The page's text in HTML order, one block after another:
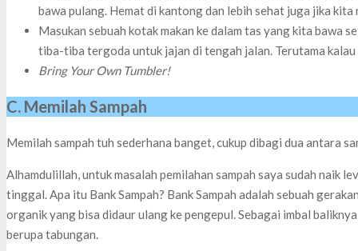
bawa pulang. Hemat di kantong dan lebih sehat juga jika kita
Masukan sebuah kotak makan ke dalam tas yang kita bawa
tiba-tiba tergoda untuk jajan di tengah jalan. Terutama
Bring Your Own Tumbler!
C. Memilah Sampah
Memilah sampah tuh sederhana banget, cukup dibagi dua antara
Alhamdulillah, untuk masalah pemilahan sampah saya sudah naik
tinggal. Apa itu Bank Sampah? Bank Sampah adalah sebuah
organik yang bisa didaur ulang ke pengepul. Sebagai imbal
berupa tabungan.